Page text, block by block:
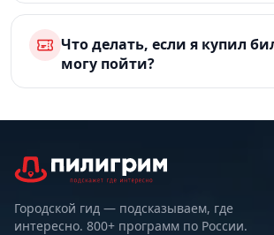
Что делать, если я купил
могу пойти?
Городской гид — подсказываем, где
интересно. 800+ программ по России.